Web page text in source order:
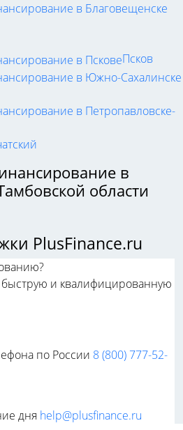
Псков
в
области
PlusFinance.ru
и квалифицированную
по России 8 (800) 777-52-
дня help@plusfinance.ru